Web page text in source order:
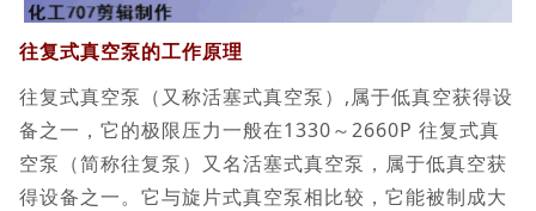
往复式真空泵的工作原理
往复式真空泵（又称活塞式真空泵）,属于低真空获得设
备之一，它的极限压力一般在1330～2660P 往复式真
空泵（简称往复泵）又名活塞式真空泵，属于低真空获
得设备之一。它与旋片式真空泵相比较，它能被制成大